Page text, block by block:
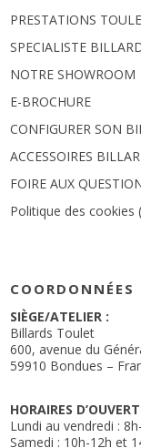
PRESTATIONS
SPECIALISTE
NOTRE SHOWROOM
E-BROCHURE
CONFIGURER SON
ACCESSOIRES
FOIRE AUX
Politique des cookies
COORDONNÉES
SIÈGE/ATELIER :
Billards Toulet
600, avenue du
59910 Bondues –
HORAIRES
Lundi au vendredi :
Samedi : 10h-12h et